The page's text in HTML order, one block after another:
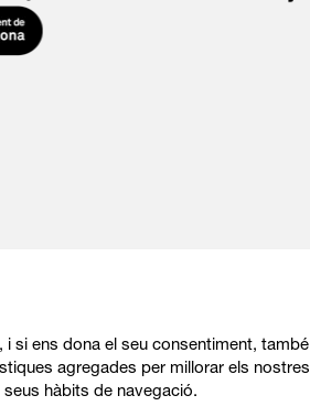
si ens dona el seu consentiment, també
agregades per millorar els nostres
hàbits de navegació.